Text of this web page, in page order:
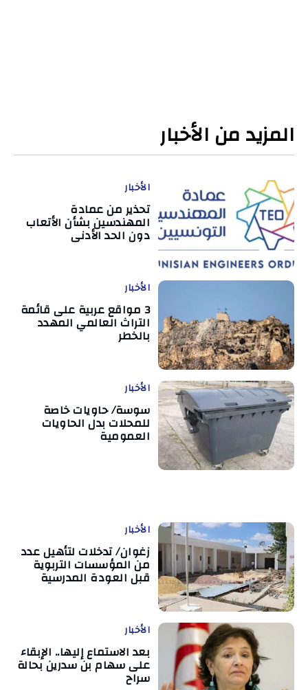
المزيد من الأخبار
الأخبار
تحذير من عمادة
المهندسين بشأن الأتعاب
دون الحد الأدنى
الأخبار
3 مواقع عربية على قائمة
التراث العالمي المهدد
بالخطر
الأخبار
سوسة/ حاويات خاصة
للمحلات بدل الحاويات
العمومية
الأخبار
زغوان/ تدخلات لتأهيل عدد
من المؤسسات التربوية
قبل العودة المدرسية
الأخبار
بعد الاستماع إليها.. الإبقاء
على سهام بن سدرين بحالة
سراح